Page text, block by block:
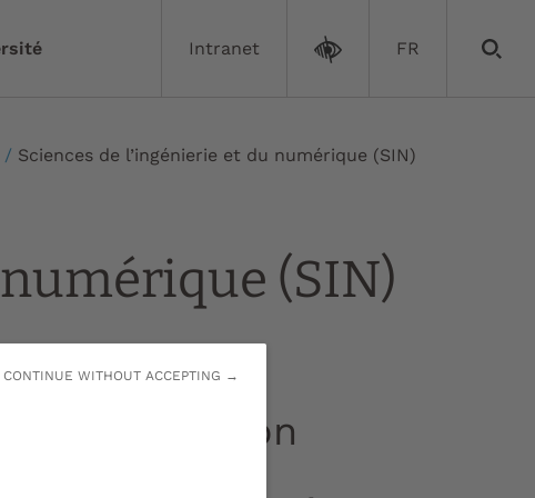
CONTINUE WITHOUT ACCEPTING →
Intranet FR
/ Sciences de l’ingénierie et du numérique (SIN)
(SIN)
Direction